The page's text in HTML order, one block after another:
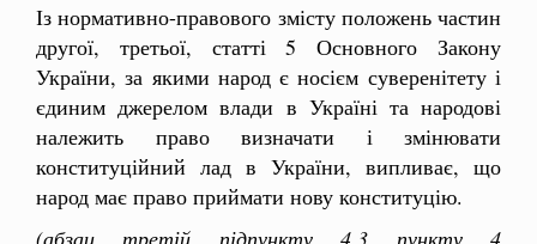
Із нормативно-правового змісту положень частин
другої, третьої, статті 5 Основного Закону
України, за якими народ є носієм суверенітету і
єдиним джерелом влади в Україні та народові
належить право визначати і змінювати
конституційний лад в України, випливає, що
народ має право приймати нову конституцію.
(абзац третій підпункту 4.3 пункту 4